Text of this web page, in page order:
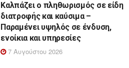
Καλπάζει ο πληθωρισμός σε είδη
διατροφής και καύσιμα –
Παραμένει υψηλός σε ένδυση,
ενοίκια και υπηρεσίες
7 Αυγούστου 2026